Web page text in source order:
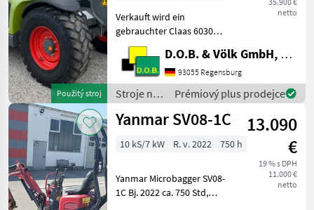
Použitý stroj
netto
Verkauft wird ein
gebrauchter Claas 6030
Varipower Teleskoplader -
Kramer
Schnellwechselplatte
hydraulisch - Handgas mit
Langsamfahreinrichtung -
Motorvorwärmung ü
D.O.B. & Völk GmbH, Filiale Regensburg
93055 Regensburg
Stroje na
stavbu /
Claas
Prémiový plus prodejce
Yanmar SV08-1C
13.090
€
19 % s DPH
11.000 €
netto
10 kS/7 kW R. v. 2022 750 h
Yanmar Microbagger SV08-
1C Bj. 2022 ca. 750 Std,